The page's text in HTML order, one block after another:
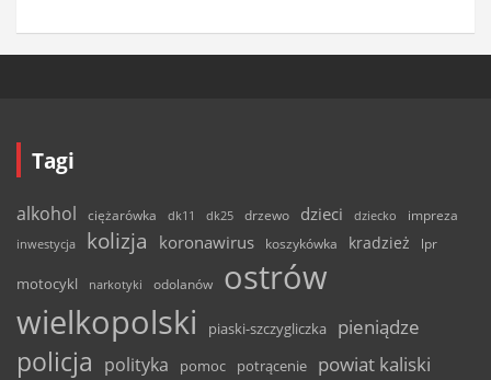
Tagi
alkohol ciężarówka dk11 dk25 drzewo dzieci dziecko
impreza
inwestycja
kolizja koronawirus koszykówka kradzież lpr
motocykl narkotyki odolanów
ostrów
wielkopolski
piaski-szczygliczka pieniądze
policja polityka pomoc potrącenie powiat kaliski